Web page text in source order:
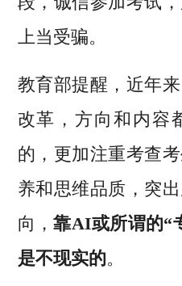
上当受骗。
教育部提醒，近年
改革，方向和内容
的，更加注重考查
养和思维品质，突
向，靠AI或所谓的“
是不现实的。